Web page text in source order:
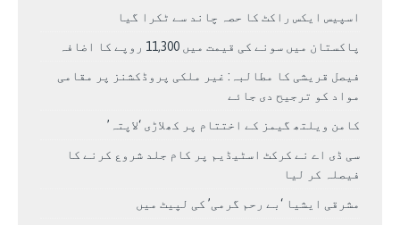
اسپیس ایکس راکٹ کا حصہ چاند سے ٹکرا گیا
پاکستان میں سونے کی قیمت میں 11,300 روپے کا اضافہ
فیصل قریشی کا مطالبہ: غیر ملکی پروڈکشنز پر مقامی
مواد کو ترجیح دی جائے
کامن ویلتھ گیمز کے اختتام پر کھلاڑی ‘لاپتہ’
سی ڈی اے نے کرکٹ اسٹیڈیم پر کام جلد شروع کرنے کا
فیصلہ کر لیا
مشرقی ایشیا ‘بے رحم گرمی’ کی لپیٹ میں